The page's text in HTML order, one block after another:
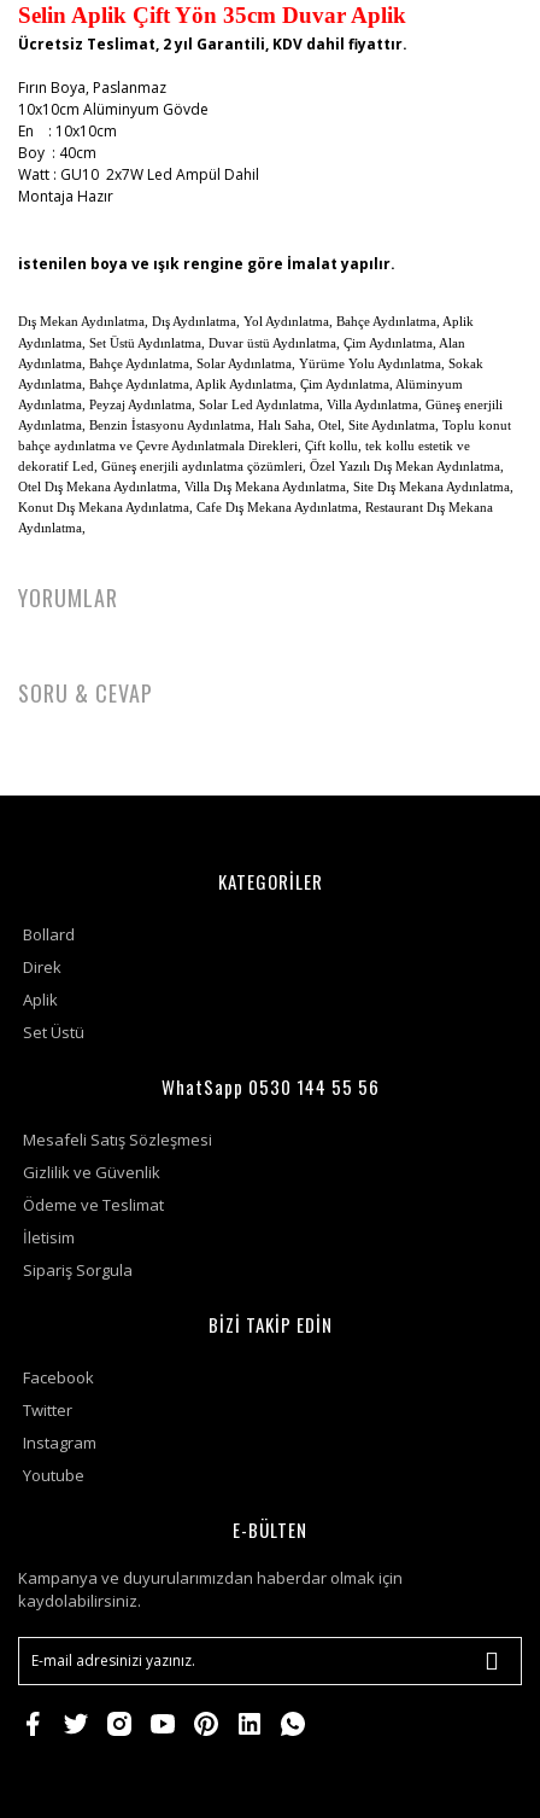
Selin Aplik Çift Yön 35cm Duvar Aplik
Ücretsiz Teslimat, 2 yıl Garantili, KDV dahil fiyattır.
Fırın Boya, Paslanmaz
10x10cm Alüminyum Gövde
En : 10x10cm
Boy : 40cm
Watt : GU10 2x7W Led Ampül Dahil
Montaja Hazır
istenilen boya ve ışık rengine göre İmalat yapılır.
Dış Mekan Aydınlatma, Dış Aydınlatma, Yol Aydınlatma, Bahçe Aydınlatma, Aplik
Aydınlatma, Set Üstü Aydınlatma, Duvar üstü Aydınlatma, Çim Aydınlatma, Alan
Aydınlatma, Bahçe Aydınlatma, Solar Aydınlatma, Yürüme Yolu Aydınlatma, Sokak
Aydınlatma, Bahçe Aydınlatma, Aplik Aydınlatma, Çim Aydınlatma, Alüminyum
Aydınlatma, Peyzaj Aydınlatma, Solar Led Aydınlatma, Villa Aydınlatma, Güneş enerjili
Aydınlatma, Benzin İstasyonu Aydınlatma, Halı Saha, Otel, Site Aydınlatma, Toplu konut
bahçe aydınlatma ve Çevre Aydınlatmala Direkleri, Çift kollu, tek kollu estetik ve
dekoratif Led, Güneş enerjili aydınlatma çözümleri,
Özel Yazılı Dış Mekan Aydınlatma,
Otel Dış Mekana Aydınlatma, Villa Dış Mekana Aydınlatma, Site Dış Mekana Aydınlatma,
Konut Dış Mekana Aydınlatma, Cafe Dış Mekana Aydınlatma, Restaurant Dış Mekana
Aydınlatma,
YORUMLAR
SORU & CEVAP
KATEGORİLER
Bollard
Direk
Aplik
Set Üstü
WhatSapp 0530 144 55 56
Mesafeli Satış Sözleşmesi
Gizlilik ve Güvenlik
Ödeme ve Teslimat
İletisim
Sipariş Sorgula
BİZİ TAKİP EDİN
Facebook
Twitter
Instagram
Youtube
E-BÜLTEN
Kampanya ve duyurularımızdan haberdar olmak için
kaydolabilirsiniz.